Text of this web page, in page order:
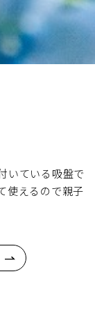
いている吸盤で
使えるので親子